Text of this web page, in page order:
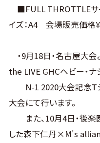
■FULL THROTTLEサ
イズ：A4 会場販売価格
・9月18日・名古屋大
the LIVE GHCヘビー・ナ
N-1 2020大会記念T
大会にて行います。
また、10月4日・後楽
した森下仁丹×M's